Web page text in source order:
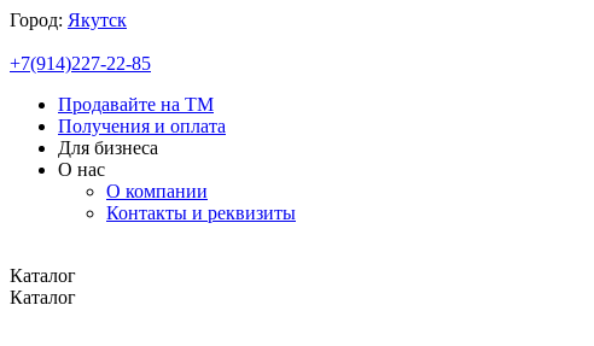
Город: Якутск
+7(914)227-22-85
Продавайте на ТМ
Получения и оплата
Для бизнеса
О нас
О компании
Контакты и реквизиты
Каталог
Каталог